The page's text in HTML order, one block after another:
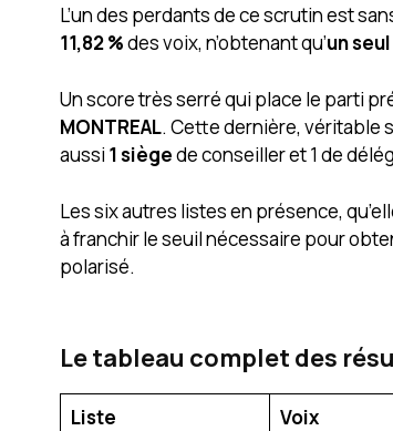
L’un des perdants de ce scrutin est
11,82 %des voix, n’obtenant qu’un
Un score très serré qui place le parti
MONTREAL. Cette dernière, véritable
aussi 1 siègede conseiller et 1 de
Les six autres listes en présence,
à franchir le seuil nécessaire pour
polarisé.
Le tableau complet des
Liste Voix